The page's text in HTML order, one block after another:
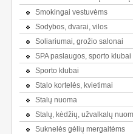
Smokingai vestuvėms
Sodybos, dvarai, vilos
Soliariumai, grožio salonai
SPA paslaugos, sporto klubai
Sporto klubai
Stalo kortelės, kvietimai
Stalų nuoma
Stalų, kėdžių, užvalkalų
Suknelės gėlių mergaitėms